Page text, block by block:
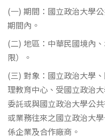
(一) 期間：國立政治大學
期間內。
(二) 地區：中華民國境內
限）。
(三) 對象：國立政治大學
理教育中心、受國立政治
委託或與國立政治大學公
或業務往來之國立政治大
係企業及合作廠商。